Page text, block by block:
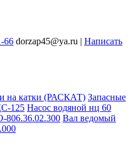
66 dorzap45@ya.ru | Написать
на катки (РАСКАТ) Запасные
125 Насос водяной нц 60
806.36.02.300 Вал ведомый